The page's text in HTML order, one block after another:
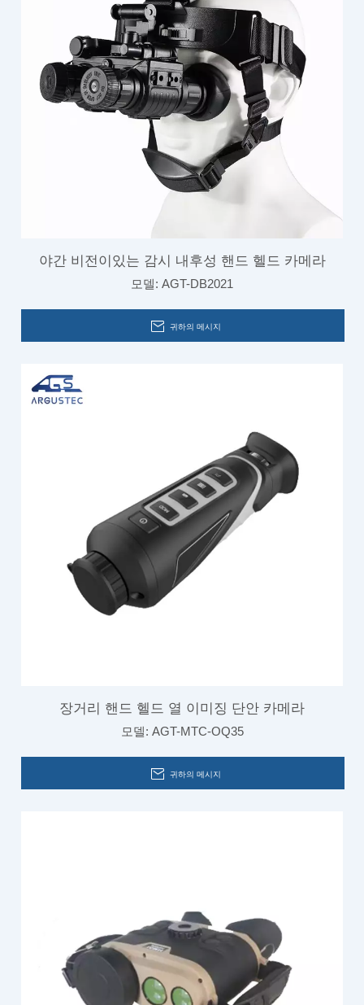
야간 비전이있는 감시 내후성 핸드 헬드 카메라
모델: AGT-DB2021
귀하의 메시지
장거리 핸드 헬드 열 이미징 단안 카메라
모델: AGT-MTC-OQ35
귀하의 메시지